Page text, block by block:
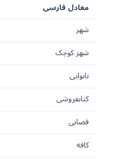
معادل فارسی
شهر
شهر کوچک
نانوایی
کتابفروشی
قصابی
کافه